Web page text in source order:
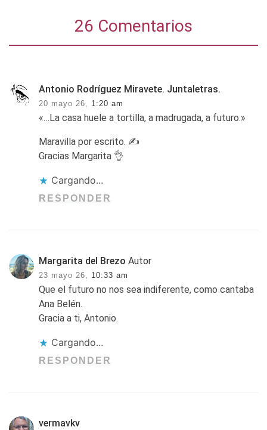
26 Comentarios
Antonio Rodríguez Miravete. Juntaletras.
20 mayo 26, 1:20 am
«…La casa huele a tortilla, a madrugada, a futuro.»
Maravilla por escrito. ✍️
Gracias Margarita 👌
Cargando...
RESPONDER
Margarita del Brezo Autor
23 mayo 26, 10:33 am
Que el futuro no nos sea indiferente, como cantaba
Ana Belén.
Gracia a ti, Antonio.
Cargando...
RESPONDER
vermavkv